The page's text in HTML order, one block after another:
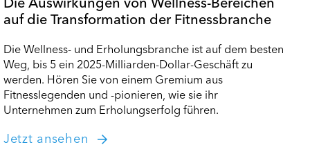
auf die Transformation der Fitnessbranche
Die Wellness- und Erholungsbranche ist auf dem besten
Weg, bis 5 ein 2025-Milliarden-Dollar-Geschäft zu
werden. Hören Sie von einem Gremium aus
Fitnesslegenden und -pionieren, wie sie ihr
Unternehmen zum Erholungserfolg führen.
Jetzt ansehen